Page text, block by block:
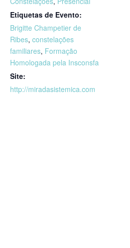
Etiquetas de Evento:
Brigitte Champetier de
Ribes, constelações
familiares, Formação
Homologada pela Insconsfa
Site:
http://miradasistemica.com